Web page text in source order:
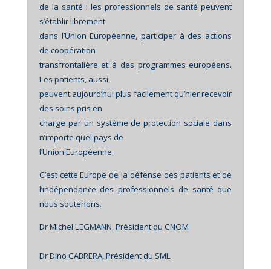
de la santé : les professionnels de santé peuvent
s’établir librement
dans l’Union Européenne, participer à des actions
de coopération
transfrontalière et à des programmes européens.
Les patients, aussi,
peuvent aujourd’hui plus facilement qu’hier recevoir
des soins pris en
charge par un système de protection sociale dans
n’importe quel pays de
l’Union Européenne.
C’est cette Europe de la défense des patients et de
l’indépendance des professionnels de santé que
nous soutenons.
Dr Michel LEGMANN, Président du CNOM
Dr Dino CABRERA, Président du SML